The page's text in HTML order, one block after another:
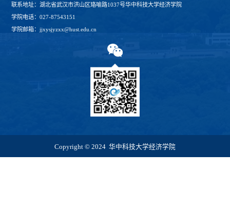
联系地址：湖北省武汉市洪山区珞喻路1037号华中科技大学经济学院
学院电话：027-87543151
学院邮箱：jjxysjyzxx@hust.edu.cn
Copyright © 2024 华中科技大学经济学院